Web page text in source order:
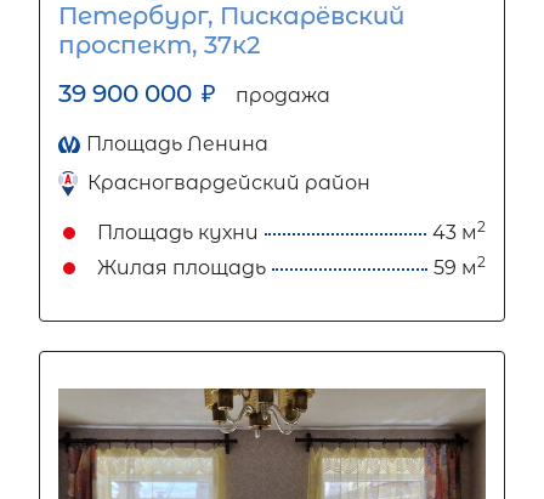
Петербург, Пискарёвский
проспект, 37к2
39 900 000 ₽ продажа
Площадь Ленина
Красногвардейский район
Площадь кухни 43 м2
Жилая площадь 59 м2